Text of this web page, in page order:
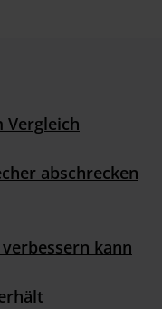
abschrecken
kann